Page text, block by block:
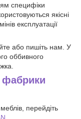
специфіки
якісні
експлуатації
або пишіть нам. У
оббивного
перейдіть